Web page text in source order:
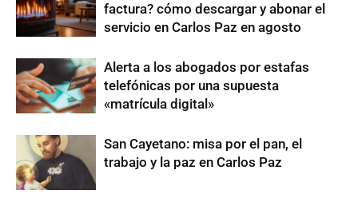
factura? cómo descargar y abonar el
servicio en Carlos Paz en agosto
Alerta a los abogados por estafas
telefónicas por una supuesta
«matrícula digital»
San Cayetano: misa por el pan, el
trabajo y la paz en Carlos Paz